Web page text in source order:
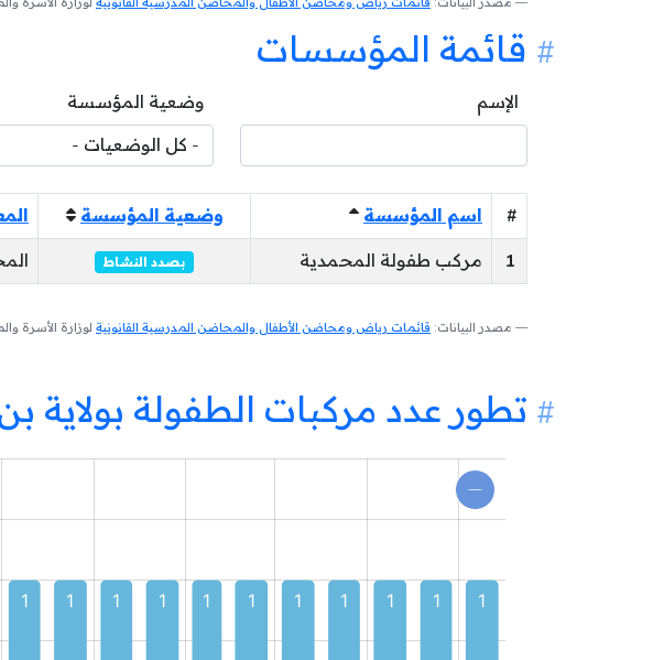
قائمة المؤسسات
الإسم وضعية المؤسسة
# اسم المؤسسة وضعية المؤسسة
1
مركب طفولة المحمدية بصدد النشاط
مصدر البيانات: قائمات رياض ومحاضن الأطفال والمحاضن المدرسية القانونية لوزارة الأسرة والمرأة
تطور عدد مركبات الطفولة